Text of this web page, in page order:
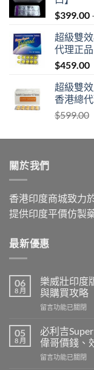
$399.00
超級雙
代理正
$459.00
超級雙
香港總
$599.00
關於我們
香港印度商城致力
提供印度平價仿製
最新優惠
06
8 月
樂威壯印度
與購買攻略
在
威
壯
印
度
留言功能已關閉
05
8 月
必利吉
偉哥價錢、
在
留言功能已關閉